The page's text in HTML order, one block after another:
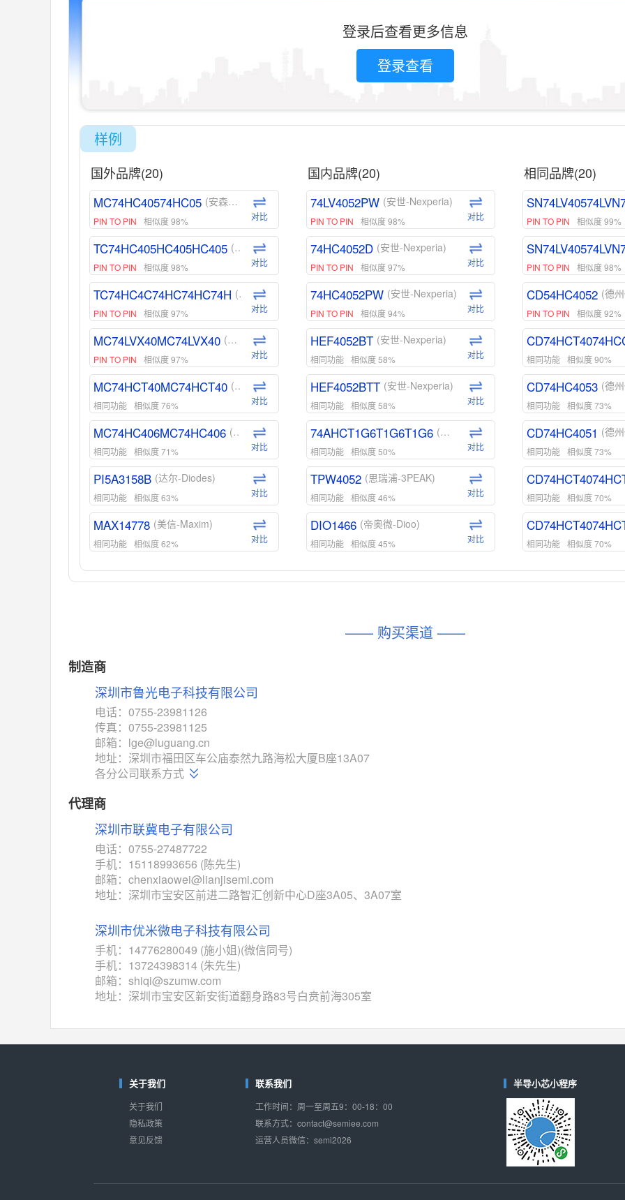
登录后查看更多信息
登录查看
样例
国外品牌(20)
MC74HC40574HC05 (安森美-ON)
PIN TO PIN 相似度 98% 对比
TC74HC405HC405HC405 (东芝-Toshiba)
PIN TO PIN 相似度 98% 对比
TC74HC4C74HC74HC74H (东芝-Toshiba)
PIN TO PIN 相似度 97% 对比
MC74LVX40MC74LVX40 (安森美-ON)
PIN TO PIN 相似度 97% 对比
MC74HCT40MC74HCT40 (安森美-ON)
相同功能 相似度 76% 对比
MC74HC406MC74HC406 (安森美-ON)
相同功能 相似度 71% 对比
PI5A3158B (达尔-Diodes)
相同功能 相似度 63% 对比
MAX14778 (美信-Maxim)
相同功能 相似度 62% 对比
ADG1439 (亚德诺-ADI)
对比
MAX14760
M74HC4852 (意法-ST)
相同功能 相似度 52%
TC4052BF (东芝-Toshiba)
相同功能 相似度 50%
TC4052BFT
ISL54233 (瑞萨-Renesas)
相同功能 相似度 49%
ADG784 (亚德诺-ADI)
74VHC405274VHC4 (东芝-Toshiba)
相同功能 相似度 46% 对比
ADG1438 (亚德诺-ADI)
相同功能 相似度 46% 对比
M74HC4851 (意法-ST)
对比
HCF4051 (意法-ST)
对比
国内品牌(20)
74LV4052PW (安世-Nexperia)
PIN TO PIN 相似度 98% 对比
74HC4052D (安世-Nexperia)
PIN TO PIN 相似度 97% 对比
74HC4052PW (安世-Nexperia)
PIN TO PIN 相似度 94% 对比
HEF4052BT (安世-Nexperia)
相同功能 相似度 58% 对比
HEF4052BTT (安世-Nexperia)
相同功能 相似度 58% 对比
74AHCT1G6T1G6T1G6 (安世-Nexperia)
相同功能 相似度 50% 对比
TPW4052 (思瑞浦-3PEAK)
相同功能 相似度 46% 对比
DIO1466 (帝奥微-Dioo)
相同功能 相似度 45% 对比
DIO1159 (帝奥微-Dioo)
对比
相似度 44%
TPW3221 (思瑞浦-3PEAK)
SGM48753 (圣邦微-SGM)
相同功能 相似度 34%
WAS4759QA (韦尔-WillSemi)
对比
相同品牌(20)
PIN TO PIN 相似度 99%
PIN TO PIN 相似度 98%
CD54HC4052 (德
PIN TO PIN 相似度 92%
相同功能 相似度 90%
CD74HC4053 (德
相同功能 相似度 73%
CD74HC4051 (德
相同功能 相似度 73%
相同功能 相似度 70%
相同功能 相似度 70%
—— 购买渠道 ——
制造商
深圳市鲁光电子科技有限公司
电话：0755-23981126
传真：0755-23981125
邮箱：lge@luguang.cn
地址：深圳市福田区车公庙泰然九路海松大厦B座13A07
各分公司联系方式
代理商
深圳市联冀电子有限公司
电话：0755-27487722
手机：15118993656 (陈先生)
邮箱：chenxiaowei@lianjisemi.com
地址：深圳市宝安区前进二路智汇创新中心D座3A05、3A07室
深圳市优米微电子科技有限公司
手机：14776280049 (施小姐)(微信同号)
手机：13724398314 (朱先生)
邮箱：shiqi@szumw.com
地址：深圳市宝安区新安街道翻身路83号白贲前海305室
关于我们
关于我们
隐私政策
意见反馈
联系我们
工作时间：周一至周五9：00-18：00
联系方式：contact@semiee.com
运营人员微信：semi2026
半导小芯小程序